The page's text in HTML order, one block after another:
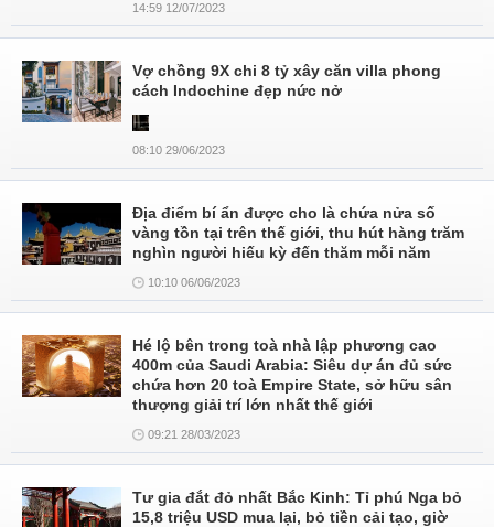
14:59 12/07/2023
Vợ chồng 9X chi 8 tỷ xây căn villa phong
cách Indochine đẹp nức nở
08:10 29/06/2023
Địa điểm bí ẩn được cho là chứa nửa số
vàng tồn tại trên thế giới, thu hút hàng trăm
nghìn người hiếu kỳ đến thăm mỗi năm
10:10 06/06/2023
Hé lộ bên trong toà nhà lập phương cao
400m của Saudi Arabia: Siêu dự án đủ sức
chứa hơn 20 toà Empire State, sở hữu sân
thượng giải trí lớn nhất thế giới
09:21 28/03/2023
Tư gia đắt đỏ nhất Bắc Kinh: Tỉ phú Nga bỏ
15,8 triệu USD mua lại, bỏ tiền cải tạo, giờ